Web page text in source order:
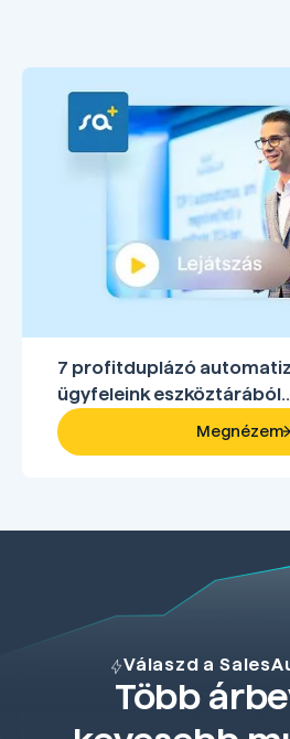
7 profitduplázó
ügyfeleink
Megnézem
Válaszd a
Több